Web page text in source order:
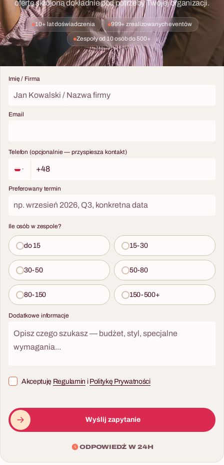
ofertę skrojoną dokładnie pod potrzeby Twojej organizacji.
10+ lat doświadczenia 999+ zrealizowanych eventów
Zespoły od 10 osób do 500+
Imię / Firma
Email
Telefon (opcjonalnie — przyspiesza kontakt)
Preferowany termin
Ile osób w zespole?
do 15 15-30
30-50 50-80
80-150 150-500+
Dodatkowe informacje
Akceptuję Regulamin i Politykę Prywatności
Wyślij zapytanie
ODPOWIEDŹ W 24H